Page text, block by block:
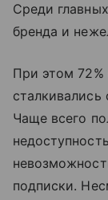
Среди
бренда и
При этом
Чаще всего
подписки.